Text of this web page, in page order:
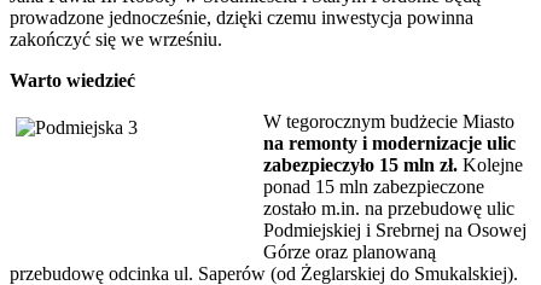
prowadzone jednocześnie, dzięki czemu inwestycja powinna
zakończyć się we wrześniu.
Warto wiedzieć
W tegorocznym budżecie Miasto
na remonty i modernizacje ulic
zabezpieczyło 15 mln zł. Kolejne
ponad 15 mln zabezpieczone
zostało m.in. na przebudowę ulic
Podmiejskiej i Srebrnej na Osowej
Górze oraz planowaną
przebudowę odcinka ul. Saperów (od Żeglarskiej do Smukalskiej).